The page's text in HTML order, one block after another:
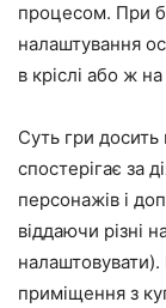
процесом. При
налаштування
в кріслі або ж
Суть гри досить
спостерігає за
персонажів і
віддаючи різні
налаштовувати).
приміщення з